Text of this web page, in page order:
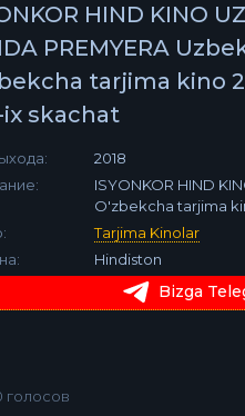
HIND KINO
PREMYERA
tarjima kino
skachat
2018
ISYONKOR HIND
O'zbekcha tarjima
Tarjima Kinolar
Hindiston
Bizga
голосов